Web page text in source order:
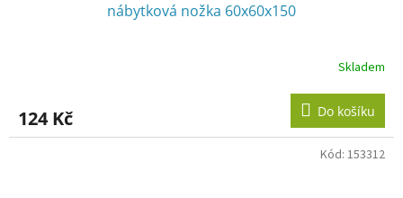
nábytková nožka 60x60x150
Skladem
124 Kč Do košíku
Kód: 153312